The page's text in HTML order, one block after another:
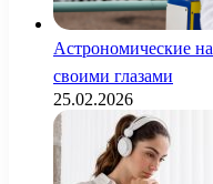
Астрономические
своими глазами
25.02.2026